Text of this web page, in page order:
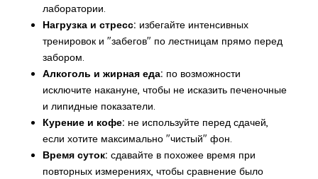
лаборатории.
Нагрузка и стресс: избегайте интенсивных
тренировок и "забегов" по лестницам прямо перед
забором.
Алкоголь и жирная еда: по возможности
исключите накануне, чтобы не исказить печеночные
и липидные показатели.
Курение и кофе: не используйте перед сдачей,
если хотите максимально "чистый" фон.
Время суток: сдавайте в похожее время при
повторных измерениях, чтобы сравнение было